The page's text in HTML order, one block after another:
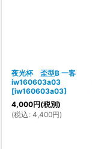
夜光杯 盃型B 一客
iw160603a03
[iw160603a03]
4,000円(税別)
(税込 : 4,400円)